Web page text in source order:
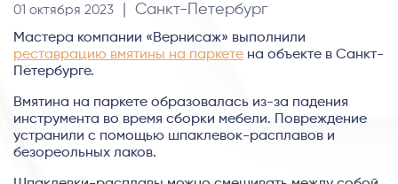
01 октября 2023 | Санкт-Петербург
Мастера компании «Вернисаж» выполнили
реставрацию вмятины на паркете на объекте в Санкт-
Петербурге.
Вмятина на паркете образовалась из-за падения
инструмента во время сборки мебели. Повреждение
устранили с помощью шпаклевок-расплавов и
безореольных лаков.